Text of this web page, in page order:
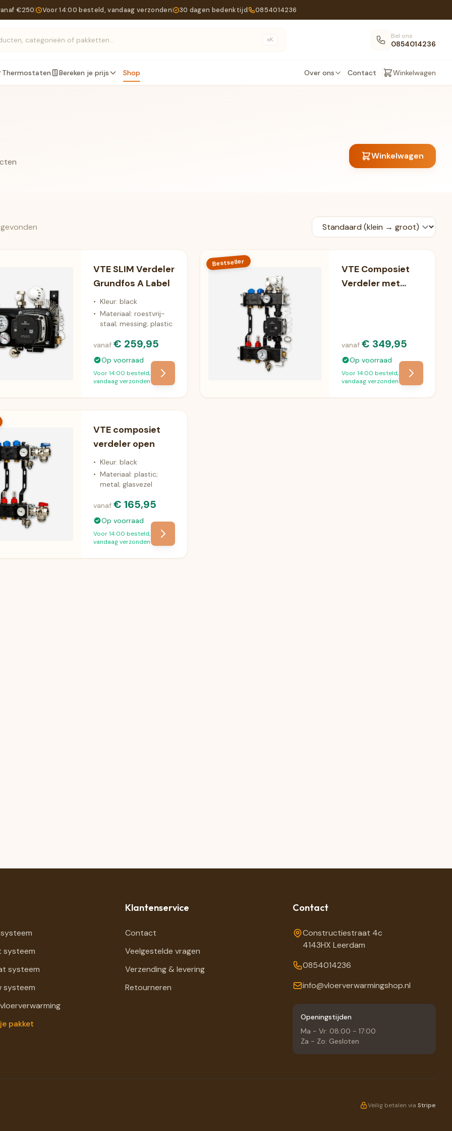
€250 Voor 14:00 besteld, vandaag verzonden 30 dagen bedenktijd 0854014236
Zoek producten, categorieën of pakketten... ⌘K Bel ons
0854014236
Thermostaten Bereken je prijs Shop Over ons Contact Winkelwagen
Winkelwagen
VTE SLIM Verdeler
Grundfos A Label
• Kleur: black
• Materiaal: roestvrij-
staal; messing; plastic
vanaf € 259,95
Op voorraad
Voor 14:00 besteld,
vandaag verzonden
Bestseller
VTE Composiet
Verdeler met
vanaf € 349,95
Op voorraad
Voor 14:00 besteld,
vandaag verzonden
VTE composiet
verdeler open
• Kleur: black
• Materiaal: plastic;
metal; glasvezel
vanaf € 165,95
Op voorraad
Voor 14:00 besteld,
vandaag verzonden
systeem
systeem
systeem
pakket
Klantenservice
Contact
Veelgestelde vragen
Verzending & levering
Retourneren
Contact
Constructiestraat 4c
4143HX Leerdam
0854014236
info@vloerverwarmingshop.nl
Openingstijden
Ma - Vr: 08:00 - 17:00
Za - Zo: Gesloten
Veilig betalen via Stripe